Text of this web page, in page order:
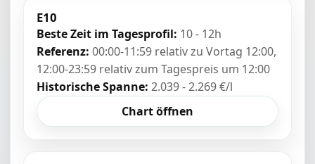
E10
Beste Zeit im Tagesprofil: 10 - 12h
Referenz: 00:00-11:59 relativ zu Vortag 12:00,
12:00-23:59 relativ zum Tagespreis um 12:00
Historische Spanne: 2.039 - 2.269 €/l
Chart öffnen